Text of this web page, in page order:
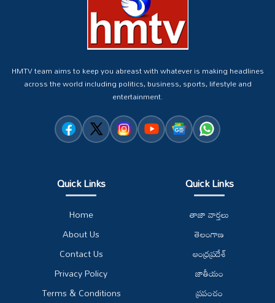
HMTV team aims to keep you abreast with whatever is making headlines
across the world including politics, business, sports, lifestyle and
entertainment.
Quick Links
Home
About Us
Contact Us
Privacy Policy
Terms & Conditions
Quick Links
తాజా వార్తలు
తెలంగాణ
ఆంధ్రప్రదేశ్
జాతీయం
ప్రపంచం